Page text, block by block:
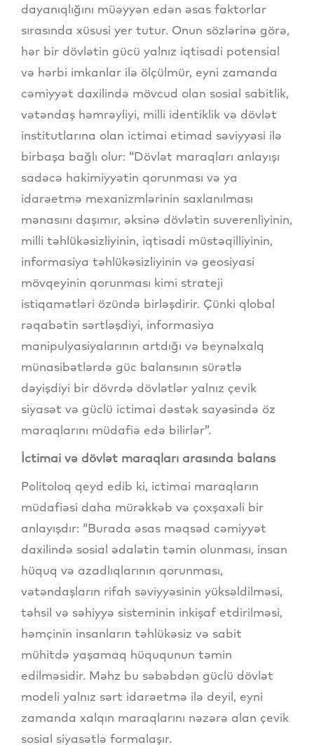
dayanıqlığını müəyyən edən əsas faktorlar
sırasında xüsusi yer tutur. Onun sözlərinə görə,
hər bir dövlətin gücü yalnız iqtisadi potensial
və hərbi imkanlar ilə ölçülmür, eyni zamanda
cəmiyyət daxilində mövcud olan sosial sabitlik,
vətəndaş həmrəyliyi, milli identiklik və dövlət
institutlarına olan ictimai etimad səviyyəsi ilə
birbaşa bağlı olur: “Dövlət maraqları anlayışı
sadəcə hakimiyyətin qorunması və ya
idarəetmə mexanizmlərinin saxlanılması
mənasını daşımır, əksinə dövlətin suverenliyinin,
milli təhlükəsizliyinin, iqtisadi müstəqilliyinin,
informasiya təhlükəsizliyinin və geosiyasi
mövqeyinin qorunması kimi strateji
istiqamətləri özündə birləşdirir. Çünki qlobal
rəqabətin sərtləşdiyi, informasiya
manipulyasiyalarının artdığı və beynəlxalq
münasibətlərdə güc balansının sürətlə
dəyişdiyi bir dövrdə dövlətlər yalnız çevik
siyasət və güclü ictimai dəstək sayəsində öz
maraqlarını müdafiə edə bilirlər”.
İctimai və dövlət maraqları arasında balans
Politoloq qeyd edib ki, ictimai maraqların
müdafiəsi daha mürəkkəb və çoxşaxəli bir
anlayışdır: “Burada əsas məqsəd cəmiyyət
daxilində sosial ədalətin təmin olunması, insan
hüquq və azadlıqlarının qorunması,
vətəndaşların rifah səviyyəsinin yüksəldilməsi,
təhsil və səhiyyə sisteminin inkişaf etdirilməsi,
həmçinin insanların təhlükəsiz və sabit
mühitdə yaşamaq hüququnun təmin
edilməsidir. Məhz bu səbəbdən güclü dövlət
modeli yalnız sərt idarəetmə ilə deyil, eyni
zamanda xalqın maraqlarını nəzərə alan çevik
sosial siyasətlə formalaşır.